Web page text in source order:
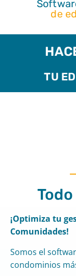
de
TU
¡Optimiza tu
Comunidades!
Somos el
condominios